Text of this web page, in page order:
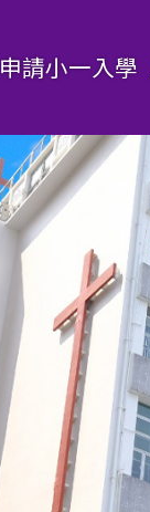
申請小一入學